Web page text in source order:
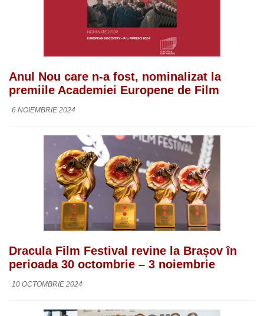
Anul Nou care n-a fost, nominalizat la
premiile Academiei Europene de Film
6 NOIEMBRIE 2024
Dracula Film Festival revine la Brașov în
perioada 30 octombrie – 3 noiembrie
10 OCTOMBRIE 2024